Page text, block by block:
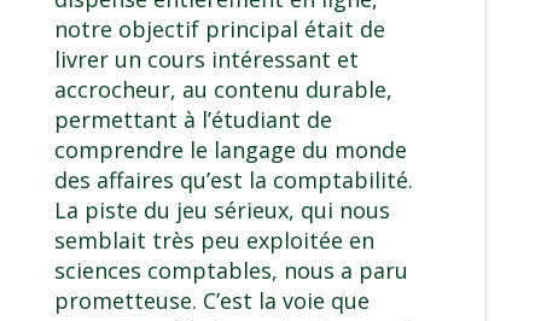
notre objectif principal était de
livrer un cours intéressant et
accrocheur, au contenu durable,
permettant à l’étudiant de
comprendre le langage du monde
des affaires qu’est la comptabilité.
La piste du jeu sérieux, qui nous
semblait très peu exploitée en
sciences comptables, nous a paru
prometteuse. C’est la voie que